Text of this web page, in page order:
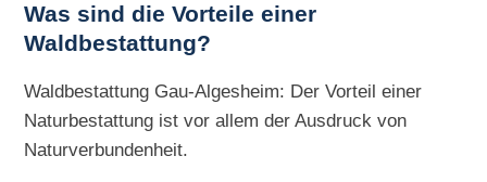
Was sind die Vorteile einer
Waldbestattung?
Waldbestattung Gau-Algesheim: Der Vorteil einer
Naturbestattung ist vor allem der Ausdruck von
Naturverbundenheit.